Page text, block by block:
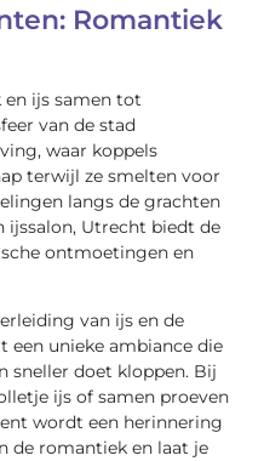
Romantiek
ijs samen tot
van de stad
waar koppels
terwijl ze smelten voor
langs de grachten
Utrecht biedt de
ontmoetingen en
van ijs en de
een unieke ambiance die
sneller doet kloppen. Bij
ijs of samen proeven
wordt een herinnering
de romantiek en laat je